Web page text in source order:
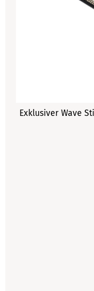
Exklusiver Wave